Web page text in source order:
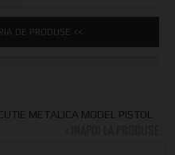
DE PRODUSE <<
METALICA MODEL PISTOL